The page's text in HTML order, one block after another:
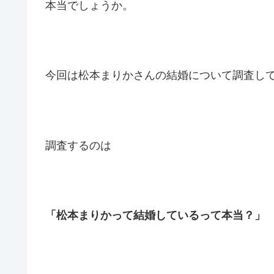
本当でしょうか。
今回は松本まりかさんの結婚について調査し
調査するのは
「松本まりかって結婚しているって本当？」